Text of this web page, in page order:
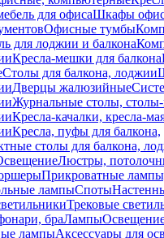
для офисаШкафы
Офисные тумбы
для лоджии и балкона
Кресла-мешки для балкона
Столы для балкона, лоджии
Дверцы жалюзийные
Журнальные столы,
Кресла-качалки, кресла-
Кресла, пуфы для балкона,
столы для балкона,
Люстры,
Прикроватные
лампыСпоты
Трековые
браЛампы
лампыАксессуары для